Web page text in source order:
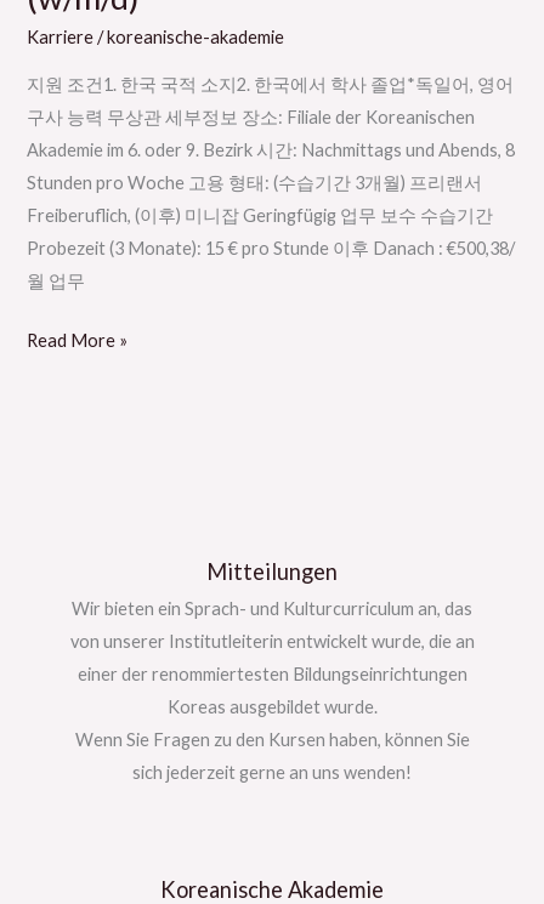
Karriere/koreanische-akademie
지원 조건1. 한국 국적 소지2. 한국에서 학사 졸업*독일어, 영어
구사 능력 무상관 세부정보 장소: Filiale der Koreanischen
Akademie im 6. oder 9. Bezirk 시간: Nachmittags und Abends, 8
Stunden pro Woche 고용 형태: (수습기간 3개월) 프리랜서
Freiberuflich, (이후) 미니잡 Geringfügig 업무 보수 수습기간
Probezeit (3 Monate): 15 € pro Stunde 이후 Danach : €500,38/
월 업무
어
원
어
민
강
사
미
니
잡
Read More »
Mitteilungen
Wir bieten ein Sprach- und Kulturcurriculum an, das
von unserer Institutleiterin entwickelt wurde, die an
einer der renommiertesten Bildungseinrichtungen
Koreas ausgebildet wurde.
Wenn Sie Fragen zu den Kursen haben, können Sie
sich jederzeit gerne an uns wenden!
Koreanische Akademie